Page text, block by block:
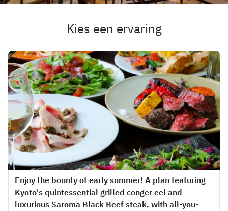
Kies een ervaring
Enjoy the bounty of early summer! A plan featuring
Kyoto's quintessential grilled conger eel and
luxurious Saroma Black Beef steak, with all-you-